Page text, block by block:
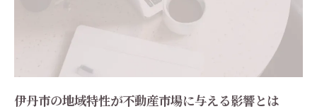
未来予測と伊丹市の不動産市場の行方
伊丹市不動産投資のための効果的な戦略を考察
伊丹市での不動産投資に適したエリア選定
投資家必見！伊丹市の不動産市場分析
伊丹市の地域特性が不動産市場に与える影響とは